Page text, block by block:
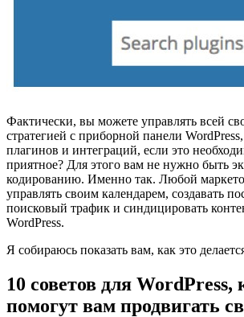
Фактически, вы можете управлять всей
стратегией с приборной панели
плагинов и интеграций, если это
приятное? Для этого вам не нужно быть
кодированию. Именно так. Любой
управлять своим календарем, создавать
поисковый трафик и синдицировать
WordPress.
Я собираюсь показать вам, как это
10 советов для WordPress,
помогут вам продвигать